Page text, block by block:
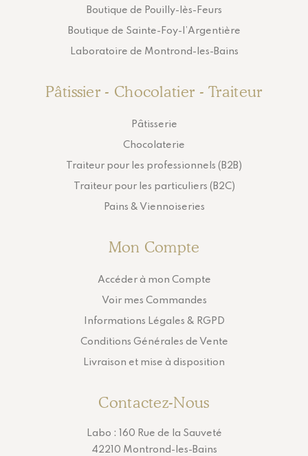
Boutique de Pouilly-lès-Feurs
Boutique de Sainte-Foy-l’Argentière
Laboratoire de Montrond-les-Bains
Pâtissier - Chocolatier - Traiteur
Pâtisserie
Chocolaterie
Traiteur pour les professionnels (B2B)
Traiteur pour les particuliers (B2C)
Pains & Viennoiseries
Mon Compte
Accéder à mon Compte
Voir mes Commandes
Informations Légales & RGPD
Conditions Générales de Vente
Livraison et mise à disposition
Contactez-Nous
Labo : 160 Rue de la Sauveté
42210 Montrond-les-Bains